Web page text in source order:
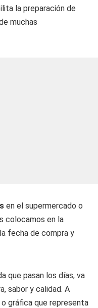
la preparación de
muchas
en el supermercado o
colocamos en la
fecha de compra y
que pasan los días, va
sabor y calidad. A
gráfica que representa